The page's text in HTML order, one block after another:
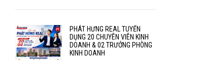
PHÁT HƯNG REAL TUYỂN
DỤNG 20 CHUYÊN VIÊN KINH
DOANH & 02 TRƯỞNG PHÒNG
KINH DOANH